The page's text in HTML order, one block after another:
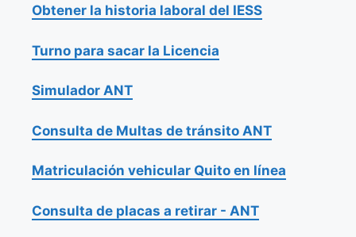
Obtener la historia laboral del IESS
Turno para sacar la Licencia
Simulador ANT
Consulta de Multas de tránsito ANT
Matriculación vehicular Quito en línea
Consulta de placas a retirar - ANT